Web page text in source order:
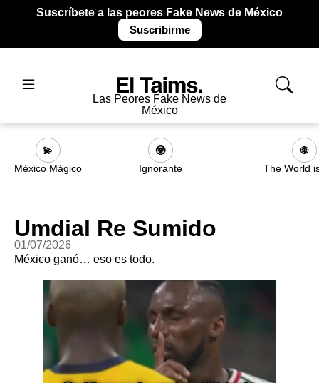
Suscríbete a las peores Fake News de México
Suscribirme
Las Peores Fake News de
México
💫
México Mágico
🤓
Ignorante
🌐
The World
Umdial Re Sumido
01/07/2026
México ganó… eso es todo.